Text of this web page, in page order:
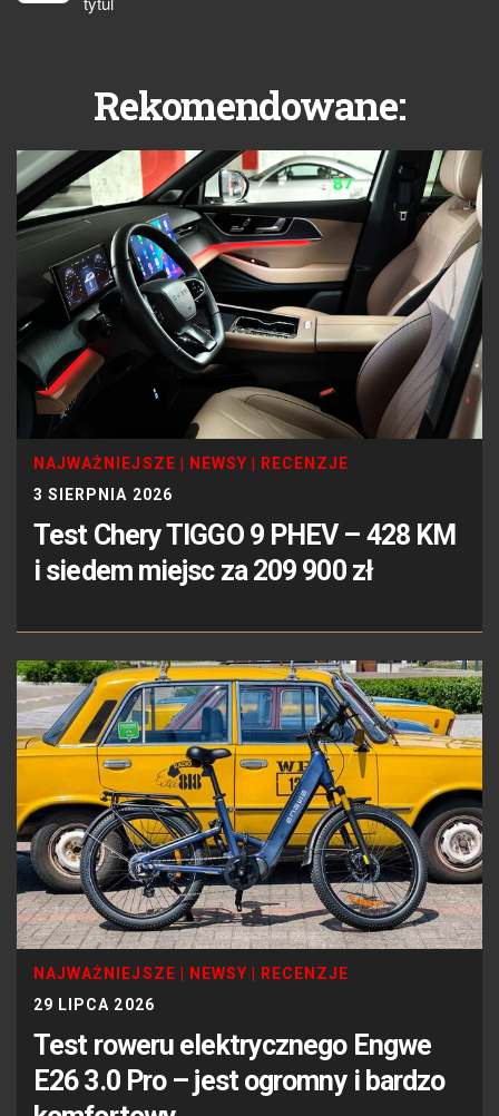
Rekomendowane:
NAJWAŻNIEJSZE NEWSY
RECENZJE
3 SIERPNIA 2026
Test Chery TIGGO 9 PHEV – 428 KM
i siedem miejsc za 209 900 zł
NAJWAŻNIEJSZE NEWSY
RECENZJE
29 LIPCA 2026
Test roweru elektrycznego Engwe
E26 3.0 Pro – jest ogromny i bardzo